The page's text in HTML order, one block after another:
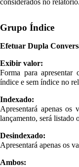
considerados no relatório.
Grupo Índice
Efetuar Dupla
Exibir valor:
Forma para apresentar
índice e sem índice no
Indexado:
Apresentará apenas os
lançamento, será listado
Desindexado:
Apresentará apenas os
Ambos: